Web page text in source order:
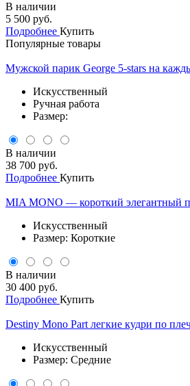
В наличии
5 500 руб.
Подробнее Купить
Популярные товары
Мужской парик George 5-stars на
Искусственный
Ручная работа
Размер:
В наличии
38 700 руб.
Подробнее Купить
MIA MONO — короткий элегантный
Искусственный
Размер: Короткие
В наличии
30 400 руб.
Подробнее Купить
Destiny Mono Part легкие кудри по
Искусственный
Размер: Средние